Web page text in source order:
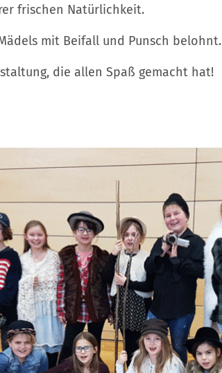
frischen Natürlichkeit.
mit Beifall und Punsch belohnt.
die allen Spaß gemacht hat!